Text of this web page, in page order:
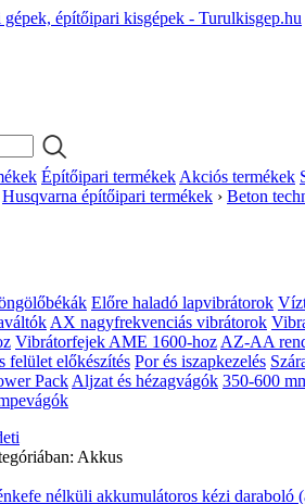
Építőipari termékek Akciós termékek
Husqvarna építőipari termékek › Beton
Előre haladó lapvibrátorok
AX nagyfrekvenciás vibrátorok
Vibrátorfejek AME 1600-hoz AZ-AA
felület előkészítés Por és iszapkezelés
Pack Aljzat és hézagvágók 350-600
Akkus